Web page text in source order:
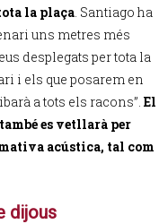
la plaça. Santiago ha
uns metres més
desplegats per tota la
i els que posarem en
a tots els racons”. El
es vetllarà per
acústica, tal com
dijous